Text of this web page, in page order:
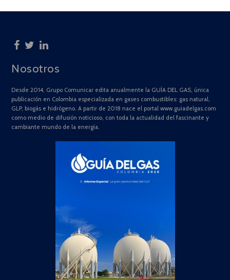
Nosotros
Desde 2014, Grupo Comunicar edita anualmente la GUÍA DEL GAS, única
publicación en Colombia especializada en gases combustibles: gas natural,
GLP, biogás e hidrógeno. A partir de 2018 nace el portal www.guiadelgas.com
como medio de difusión noticioso, con toda la actualidad del fascinante y
cambiante mundo de la energía.